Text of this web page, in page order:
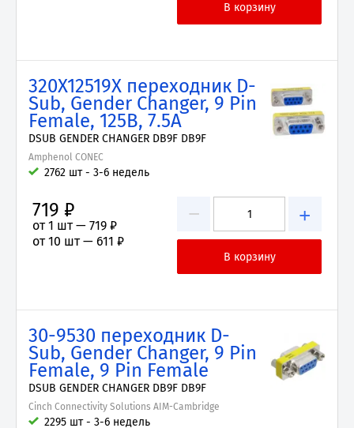
320X12519X переходник D-
Sub, Gender Changer, 9 Pin
Female, 125В, 7.5А
DSUB GENDER CHANGER DB9F DB9F
Amphenol CONEC
2762 шт - 3-6 недель
− +
719 ₽
от 1 шт — 719 ₽
от 10 шт — 611 ₽
30-9530 переходник D-
Sub, Gender Changer, 9 Pin
Female, 9 Pin Female
DSUB GENDER CHANGER DB9F DB9F
Cinch Connectivity Solutions AIM-Cambridge
2295 шт - 3-6 недель